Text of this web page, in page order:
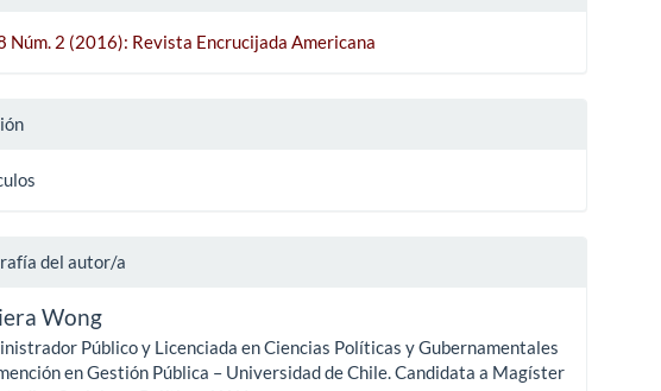
Núm. 2 (2016): Revista Encrucijada Americana
del autor/a
Wong
Público y Licenciada en Ciencias Políticas y Gubernamentales
en Gestión Pública – Universidad de Chile. Candidata a Magíster